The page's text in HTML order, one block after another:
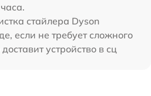
стайлера Dyson
если не требует сложного
устройство в сц